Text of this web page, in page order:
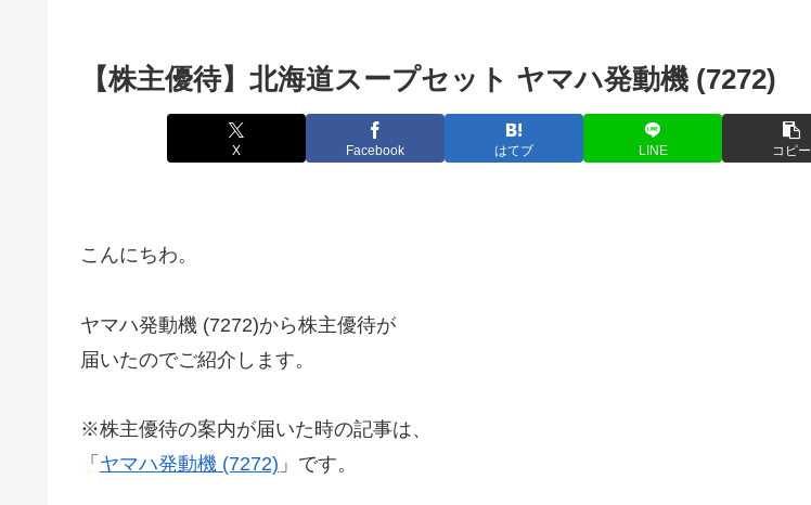
【株主優待】北海道スープセット ヤマハ発動機 (7272)
X Facebook はてブ LINE コピー
こんにちわ。
ヤマハ発動機 (7272)から株主優待が
届いたのでご紹介します。
※株主優待の案内が届いた時の記事は、
「 ヤマハ発動機 (7272) 」です。